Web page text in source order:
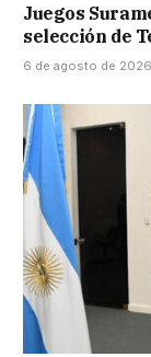
Juegos
selección de
6 de agosto de 2026